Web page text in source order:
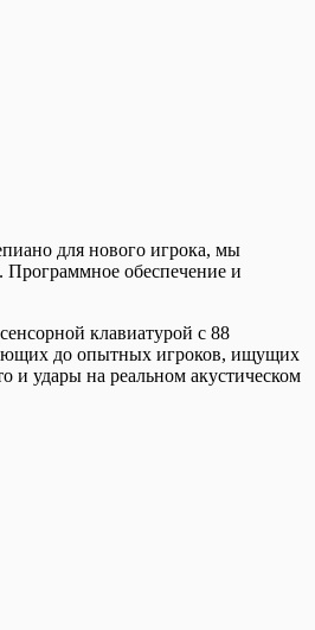
для нового игрока, мы
Программное обеспечение и
клавиатурой с 88
до опытных игроков, ищущих
и удары на реальном акустическом